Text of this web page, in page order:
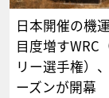
日本開催の機
目度増すWRC
リー選手権）
ーズンが開幕